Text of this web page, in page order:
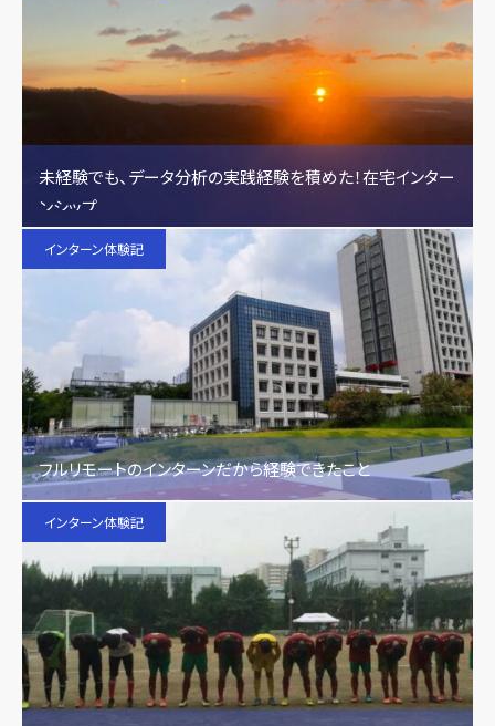
未経験でも、データ分析の実践経験を積めた！在宅インター
ンシップ
インターン体験記
フルリモートのインターンだから経験できたこと
インターン体験記